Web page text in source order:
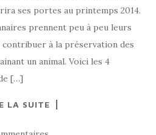
ses portes au printemps 2014.
prennent peu à peu leurs
contribuer à la préservation des
un animal. Voici les 4
[…]
LA SUITE